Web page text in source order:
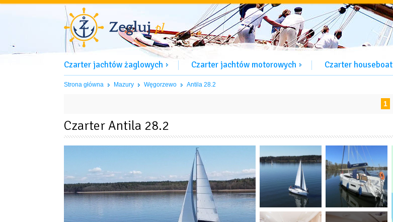
Czarter jachtów żaglowych Czarter jachtów motorowych Czarter houseboat
Strona główna Mazury Węgorzewo Antila 28.2
1
Czarter Antila 28.2